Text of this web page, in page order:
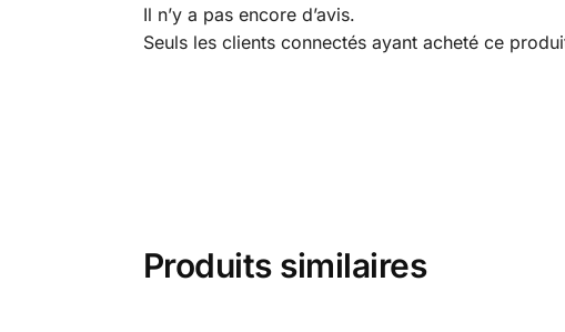
Il n’y a pas encore d’avis.
Seuls les clients connectés ayant acheté ce
Produits similaires